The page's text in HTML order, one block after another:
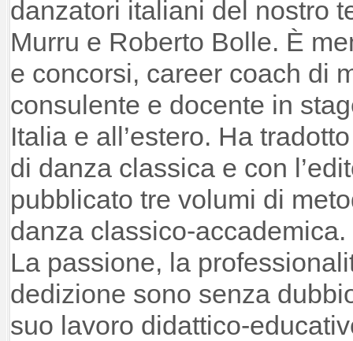
danzatori italiani del nostro
Murru e Roberto Bolle. È
e concorsi, career coach di
consulente e docente in
Italia e all’estero. Ha
di danza classica e con
pubblicato tre volumi di
danza classico-accademica.
La passione, la
dedizione sono senza
suo lavoro didattico-